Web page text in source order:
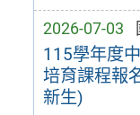
2026-07-03
115學年度
培育課程報
新生)